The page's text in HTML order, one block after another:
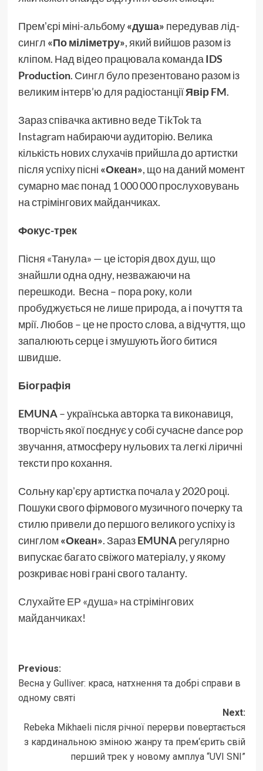
Премʼєрі міні-альбому«душа» передував лід-
сингл «По міліметру», який вийшов разом із
кліпом. Над відео працювала команда IDS
Production. Сингл було презентовано разом із
великим інтерв’ю для радіостанціїЯвір FM.
Зараз співачка активно веде TikTok та
Instagram набираючи аудиторію. Велика
кількість нових слухачів прийшла до артистки
після успіху пісні «Океан», що на даний момент
сумарно має понад 1 000 000 прослуховувань
на стрімінгових майданчиках.
Фокус-трек
Пісня «Танула» — це історія двох душ, що
знайшли одна одну, незважаючи на
перешкоди. Весна – пора року, коли
пробуджується не лише природа, а і почуття та
мрії. Любов – це не просто слова, а відчуття, що
запалюють серце і змушують його битися
швидше.
Біографія
EMUNA– українська авторка та виконавиця,
творчість якої поєднує у собі сучасне dance pop
звучання, атмосферу нульових та легкі ліричні
тексти про кохання.
Сольну карʼєру артистка почала у 2020 році.
Пошуки свого фірмового музичного почерку та
стилю привели до першого великого успіху із
синглом«Океан». ЗаразEMUNAрегулярно
випускає багато свіжого матеріалу, у якому
розкриває нові грані свого таланту.
Слухайте ЕР «душа» на стрімінгових
майданчиках!
Post
navigation
Previous:
Весна у Gulliver: краса, натхнення та добрі справи в
одному святі
Next:
Rebeka Mikhaeli після річної перерви повертається
з кардинальною зміною жанру та прем‘єрить свій
перший трек у новому амплуа “UVI SNI”